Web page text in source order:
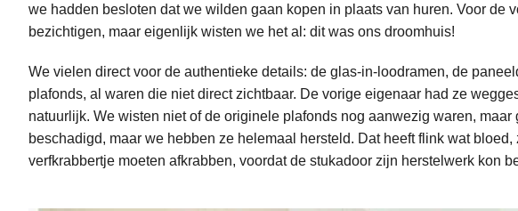
we hadden besloten dat we wilden gaan kopen in plaats van huren. Voor de
bezichtigen, maar eigenlijk wisten we het al: dit was ons droomhuis!
We vielen direct voor de authentieke details: de glas-in-loodramen, de
plafonds, al waren die niet direct zichtbaar. De vorige eigenaar had ze
natuurlijk. We wisten niet of de originele plafonds nog aanwezig waren,
beschadigd, maar we hebben ze helemaal hersteld. Dat heeft flink wat
verfkrabbertje moeten afkrabben, voordat de stukadoor zijn herstelwerk kon